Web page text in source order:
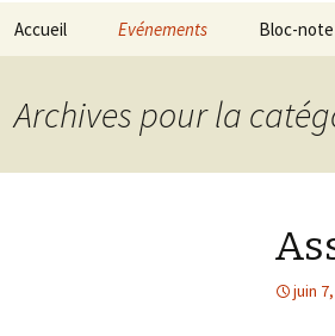
principal
Accueil Evénements Bloc-note
Archives pour la
juin